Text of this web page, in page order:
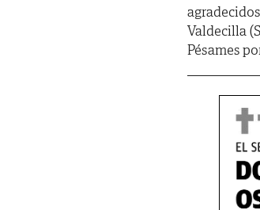
Valdecilla
Pésames